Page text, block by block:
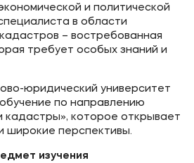
и политической
в области
– востребованная
требует особых знаний и
юридический университет
по направлению
кадастры», которое открывает
широкие перспективы.
изучения